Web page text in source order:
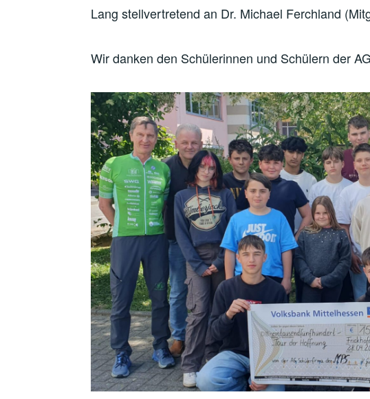
Lang stellvertretend an Dr. Michael Ferchland
Wir danken den Schülerinnen und Schülern der